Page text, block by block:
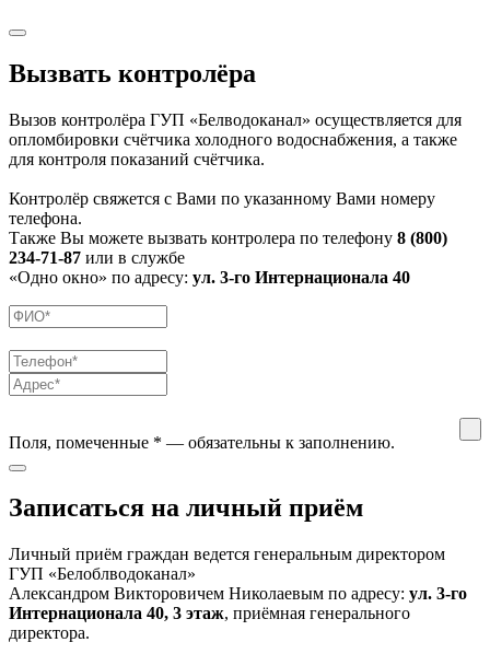
Вызвать контролёра
Вызов контролёра ГУП «Белводоканал» осуществляется для
опломбировки счётчика холодного водоснабжения, а также
для контроля показаний счётчика.
Контролёр свяжется с Вами по указанному Вами номеру
телефона.
Также Вы можете вызвать контролера по телефону 8 (800)
234-71-87 или в службе
«Одно окно» по адресу: ул. 3-го Интернационала 40
Поля, помеченные * — обязательны к заполнению.
Записаться на личный приём
Личный приём граждан ведется генеральным директором
ГУП «Белоблводоканал»
Александром Викторовичем Николаевым по адресу: ул. 3-го
Интернационала 40, 3 этаж, приёмная генерального
директора.